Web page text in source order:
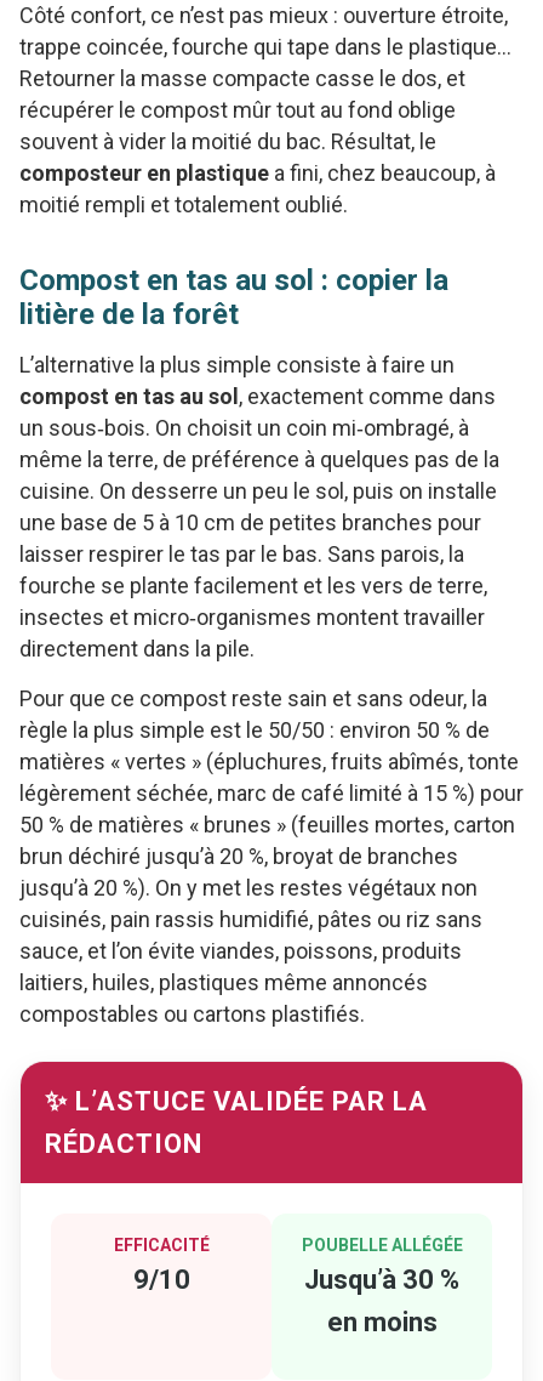
Côté confort, ce n’est pas mieux : ouverture étroite,
trappe coincée, fourche qui tape dans le plastique…
Retourner la masse compacte casse le dos, et
récupérer le compost mûr tout au fond oblige
souvent à vider la moitié du bac. Résultat, le
composteur en plastique a fini, chez beaucoup, à
moitié rempli et totalement oublié.
Compost en tas au sol : copier la
litière de la forêt
L’alternative la plus simple consiste à faire un
compost en tas au sol, exactement comme dans
un sous‑bois. On choisit un coin mi‑ombragé, à
même la terre, de préférence à quelques pas de la
cuisine. On desserre un peu le sol, puis on installe
une base de 5 à 10 cm de petites branches pour
laisser respirer le tas par le bas. Sans parois, la
fourche se plante facilement et les vers de terre,
insectes et micro‑organismes montent travailler
directement dans la pile.
Pour que ce compost reste sain et sans odeur, la
règle la plus simple est le 50/50 : environ 50 % de
matières « vertes » (épluchures, fruits abîmés, tonte
légèrement séchée, marc de café limité à 15 %) pour
50 % de matières « brunes » (feuilles mortes, carton
brun déchiré jusqu’à 20 %, broyat de branches
jusqu’à 20 %). On y met les restes végétaux non
cuisinés, pain rassis humidifié, pâtes ou riz sans
sauce, et l’on évite viandes, poissons, produits
laitiers, huiles, plastiques même annoncés
compostables ou cartons plastifiés.
✨ L’ASTUCE VALIDÉE PAR LA
RÉDACTION
EFFICACITÉ
9/10
POUBELLE ALLÉGÉE
Jusqu’à 30 %
en moins